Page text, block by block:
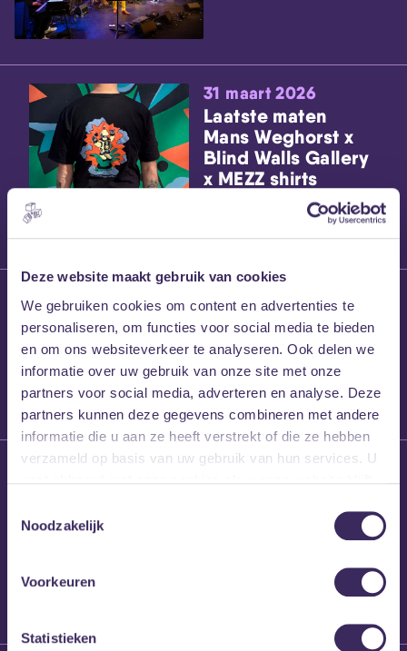
Deze website maakt gebruik van cookies
We gebruiken cookies om content en advertenties te
personaliseren, om functies voor social media te bieden
en om ons websiteverkeer te analyseren. Ook delen we
informatie over uw gebruik van onze site met onze
partners voor social media, adverteren en analyse. Deze
partners kunnen deze gegevens combineren met andere
informatie die u aan ze heeft verstrekt of die ze hebben
verzameld op basis van uw gebruik van hun services. U
Noodzakelijk
Voorkeuren
Statistieken
31 maart 2026
Laatste maten
Mans Weghorst x
Blind Walls Gallery
x MEZZ shirts
27 maart 2026
Willem’s Blog:
Frans Kalf
26 maart 2026